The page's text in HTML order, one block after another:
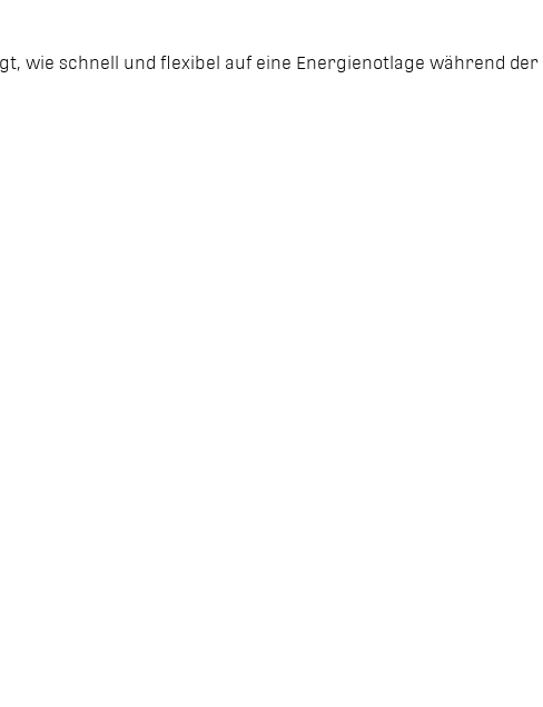
wie schnell und flexibel auf eine Energienotlage während